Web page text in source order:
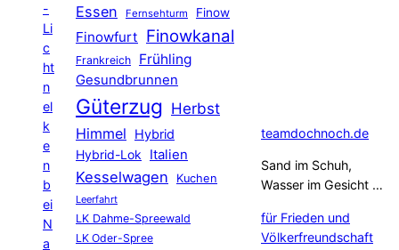
-
Li
c
ht
n
el
k
e
n
b
ei
N
a
Essen Fernsehturm Finow
Finowfurt Finowkanal
Frankreich Frühling
Gesundbrunnen
Güterzug Herbst
Himmel
Hybrid
Hybrid-Lok Italien
Kesselwagen Kuchen
Leerfahrt
LK Dahme-Spreewald
LK Oder-Spree
teamdochnoch.de
Sand im Schuh,
Wasser im Gesicht …
für Frieden und
Völkerfreundschaft